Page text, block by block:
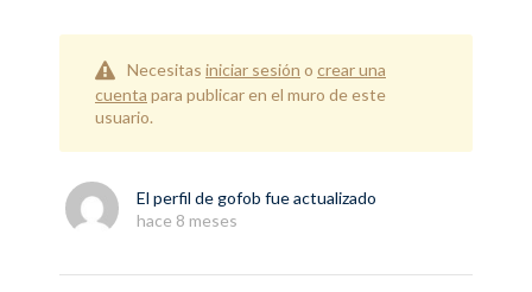
Necesitas iniciar sesión o crear una
cuenta para publicar en el muro de este
usuario.
El perfil degofob fue actualizado
hace 8 meses